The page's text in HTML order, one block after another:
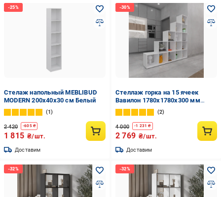
Стелаж напольный MEBLIBUD
MODERN 200х40х30 см Белый
1
2 420 -605₴
1 815 ₴/шт.
Доставим
Стеллаж горка на 15 ячеек
Вавилон 1780х1780х300 мм
Белый
2
4 000 -1 231 ₴
2 769 ₴/шт.
Доставим